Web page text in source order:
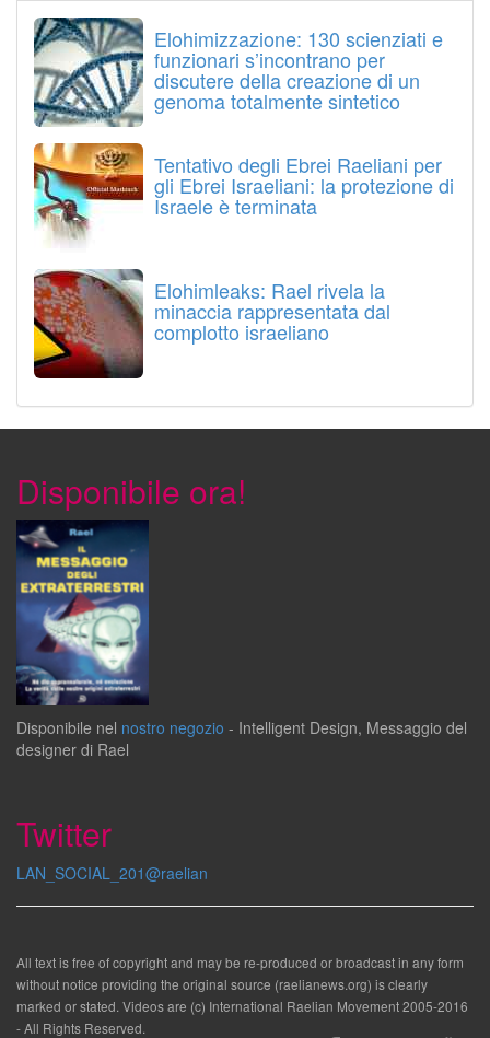
Elohimizzazione: 130 scienziati e
funzionari s’incontrano per
discutere della creazione di un
genoma totalmente sintetico
Tentativo degli Ebrei Raeliani per
gli Ebrei Israeliani: la protezione di
Israele è terminata
Elohimleaks: Rael rivela la
minaccia rappresentata dal
complotto israeliano
Disponibile ora!
Disponibile nel nostro negozio - Intelligent Design, Messaggio del
designer di Rael
Twitter
LAN_SOCIAL_201@raelian
All text is free of copyright and may be re-produced or broadcast in any form
without notice providing the original source (raelianews.org) is clearly
marked or stated. Videos are (c) International Raelian Movement 2005-2016
- All Rights Reserved.